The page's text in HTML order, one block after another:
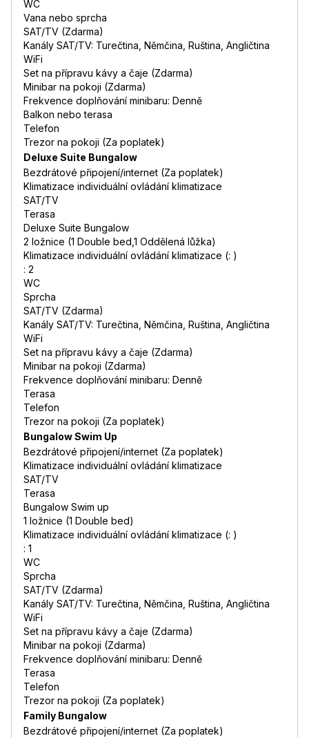
WC
Vana nebo sprcha
SAT/TV (Zdarma)
Kanály SAT/TV: Turečtina, Němčina, Ruština, Angličtina
WiFi
Set na přípravu kávy a čaje (Zdarma)
Minibar na pokoji (Zdarma)
Frekvence doplňování minibaru: Denně
Balkon nebo terasa
Telefon
Trezor na pokoji (Za poplatek)
Deluxe Suite Bungalow
Bezdrátové připojení/internet (Za poplatek)
Klimatizace individuální ovládání klimatizace
SAT/TV
Terasa
Deluxe Suite Bungalow
2 ložnice (1 Double bed,1 Oddělená lůžka)
Klimatizace individuální ovládání klimatizace (: )
: 2
WC
Sprcha
SAT/TV (Zdarma)
Kanály SAT/TV: Turečtina, Němčina, Ruština, Angličtina
WiFi
Set na přípravu kávy a čaje (Zdarma)
Minibar na pokoji (Zdarma)
Frekvence doplňování minibaru: Denně
Terasa
Telefon
Trezor na pokoji (Za poplatek)
Bungalow Swim Up
Bezdrátové připojení/internet (Za poplatek)
Klimatizace individuální ovládání klimatizace
SAT/TV
Terasa
Bungalow Swim up
1 ložnice (1 Double bed)
Klimatizace individuální ovládání klimatizace (: )
: 1
WC
Sprcha
SAT/TV (Zdarma)
Kanály SAT/TV: Turečtina, Němčina, Ruština, Angličtina
WiFi
Set na přípravu kávy a čaje (Zdarma)
Minibar na pokoji (Zdarma)
Frekvence doplňování minibaru: Denně
Terasa
Telefon
Trezor na pokoji (Za poplatek)
Family Bungalow
Bezdrátové připojení/internet (Za poplatek)